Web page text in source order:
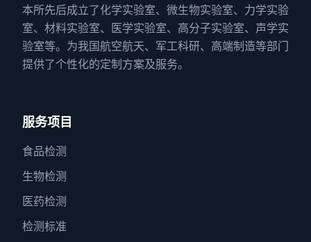
本所先后成立了化学实验室、微生物实验室、力学实验
室、材料实验室、医学实验室、高分子实验室、声学实
验室等。为我国航空航天、军工科研、高端制造等部门
提供了个性化的定制方案及服务。
服务项目
食品检测
生物检测
医药检测
检测标准